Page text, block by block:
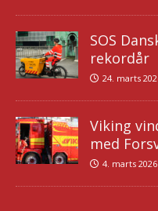
SOS
rekordår
24. marts
Viking
med
4. marts 2026